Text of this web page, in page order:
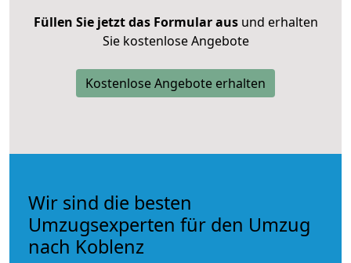
Füllen Sie jetzt das Formular ausund erhalten
Sie kostenlose Angebote
Kostenlose Angebote erhalten
Wir sind die besten
Umzugsexperten für den Umzug
nach Koblenz